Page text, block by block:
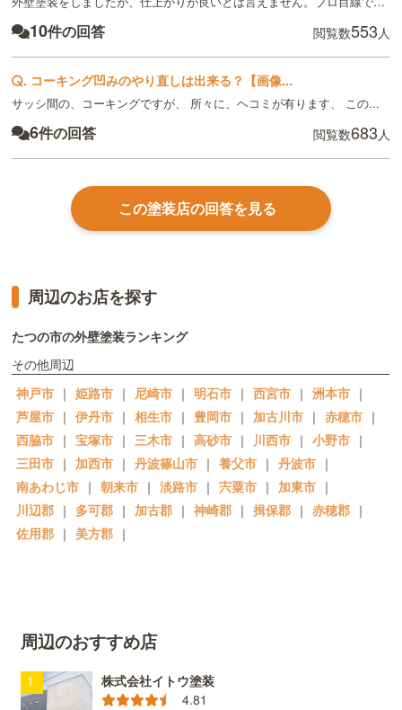
10件の回答 閲覧数553人
. コーキング凹みのやり直しは出来る？【画像...
サッシ間の、コーキングですが、 所々に、ヘコミが有ります、 この...
6件の回答 閲覧数683人
この塗装店の回答を見る
周辺のお店を探す
たつの市の外壁塗装ランキング
その他周辺
神戸市 ｜ 姫路市 ｜ 尼崎市 ｜ 明石市 ｜ 西宮市 ｜ 洲本市 ｜
芦屋市 ｜ 伊丹市 ｜ 相生市 ｜ 豊岡市 ｜ 加古川市 ｜ 赤穂市 ｜
西脇市 ｜ 宝塚市 ｜ 三木市 ｜ 高砂市 ｜ 川西市 ｜ 小野市 ｜
三田市 ｜ 加西市 ｜ 丹波篠山市 ｜ 養父市 ｜ 丹波市 ｜
南あわじ市 ｜ 朝来市 ｜ 淡路市 ｜ 宍粟市 ｜ 加東市 ｜
川辺郡 ｜ 多可郡 ｜ 加古郡 ｜ 神崎郡 ｜ 揖保郡 ｜ 赤穂郡 ｜
佐用郡 ｜ 美方郡 ｜
周辺のおすすめ店
株式会社イトウ塗装
4.81